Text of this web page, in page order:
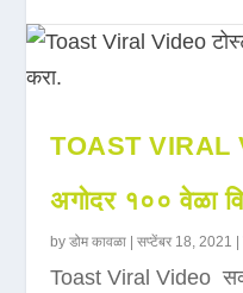
TOAST VIRAL
अगोदर १०० वेळा
byडोम कावळा |सप्टेंबर 18, 2021 |
Toast Viral Video